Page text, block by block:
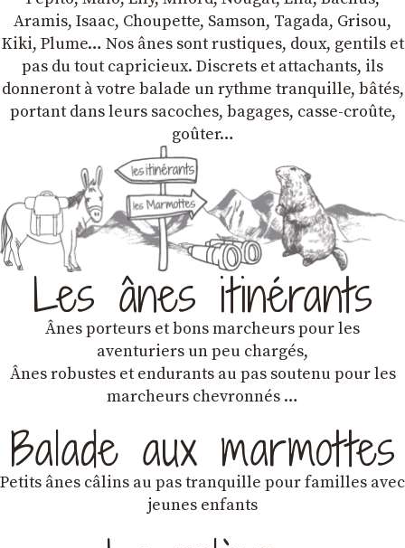
Aramis, Isaac, Choupette, Samson, Tagada, Grisou,
Kiki, Plume… Nos ânes sont rustiques, doux, gentils et
pas du tout capricieux. Discrets et attachants, ils
donneront à votre balade un rythme tranquille, bâtés,
portant dans leurs sacoches, bagages, casse-croûte,
goûter…
Les ânes itinérants
Ânes porteurs et bons marcheurs pour les
aventuriers un peu chargés,
Ânes robustes et endurants au pas soutenu pour les
marcheurs chevronnés …
Balade aux marmottes
Petits ânes câlins au pas tranquille pour familles avec
jeunes enfants